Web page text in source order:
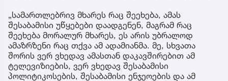
„სამართლებრივ მხარეს რაც შეეხება, ამას
შესაბამისი უწყებები დაადგენენ, მაგრამ რაც
შეეხება მორალურ მხარეს, ეს არის უბრალოდ
ამაზრზენი რაც თქვა ამ ადამიანმა. მე, სხვათა
შორის ვერ ვხედავ ამასთან დაკავშირებით ამ
ტელევიზიების, ვერ ვხედავ შესაბამისი
პოლიტიკოსების, შესაბამისი ენჯეოების და ამ